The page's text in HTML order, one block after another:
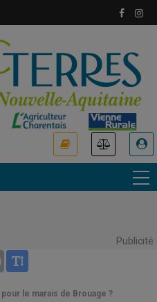
Publicité
Print
le marais de Brouage ?